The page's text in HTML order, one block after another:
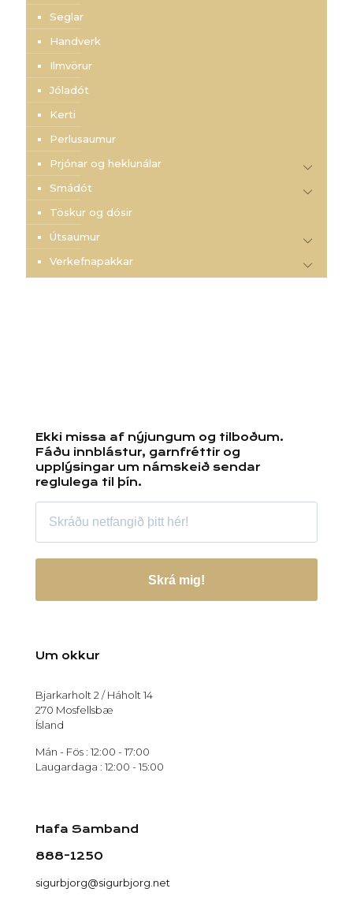
Seglar
Handverk
Ilmvörur
Jóladót
Kerti
Perlusaumur
Prjónar og heklunálar
Smádót
Töskur og dósir
Útsaumur
Verkefnapakkar
Ekki missa af nýjungum og tilboðum.
Fáðu innblástur, garnfréttir og
upplýsingar um námskeið sendar
reglulega til þín.
Skrá mig!
Um okkur
Bjarkarholt 2 / Háholt 14
270 Mosfellsbæ
Ísland
Mán - Fös : 12:00 - 17:00
Laugardaga : 12:00 - 15:00
Hafa Samband
888-1250
sigurbjorg@sigurbjorg.net